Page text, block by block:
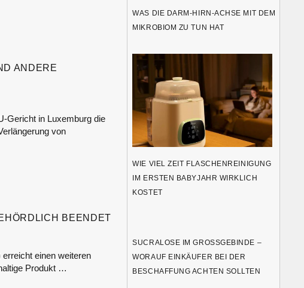
ANDERE
Gericht in Luxemburg die
von
BEENDET
einen weiteren
Produkt …
WAS DIE DARM-HIRN-ACHSE MIT DEM
MIKROBIOM ZU TUN HAT
WIE VIEL ZEIT FLASCHENREINIGUNG
IM ERSTEN BABYJAHR WIRKLICH
KOSTET
SUCRALOSE IM GROSSGEBINDE – W
ORAUF EINKÄUFER BEI DER B
ESCHAFFUNG ACHTEN SOLLTEN